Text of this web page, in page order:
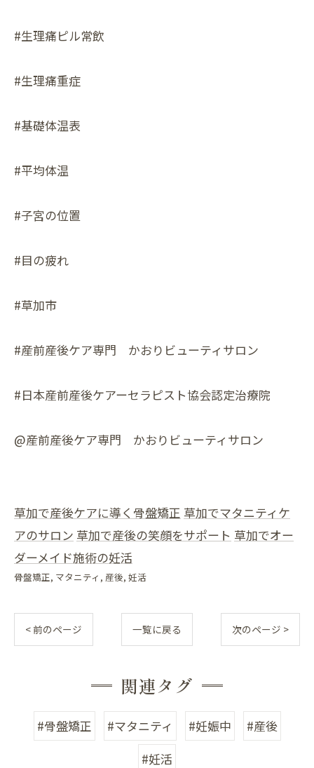
#生理痛ピル常飲
#生理痛重症
#基礎体温表
#平均体温
#子宮の位置
#目の疲れ
#草加市
#産前産後ケア専門 かおりビューティサロン
#日本産前産後ケアーセラピスト協会認定治療院
@産前産後ケア専門 かおりビューティサロン
草加で産後ケアに導く骨盤矯正 草加でマタニティケ
アのサロン 草加で産後の笑顔をサポート 草加でオー
ダーメイド施術の妊活
骨盤矯正 マタニティ 産後 妊活
< 前のページ 一覧に戻る 次のページ >
関連タグ
#骨盤矯正 #マタニティ #妊娠中
#産後
#妊活